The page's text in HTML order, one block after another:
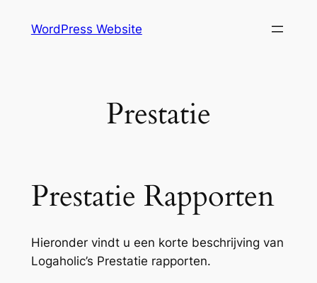
WordPress Website
Prestatie
Prestatie Rapporten
Hieronder vindt u een korte beschrijving van
Logaholic’s Prestatie rapporten.